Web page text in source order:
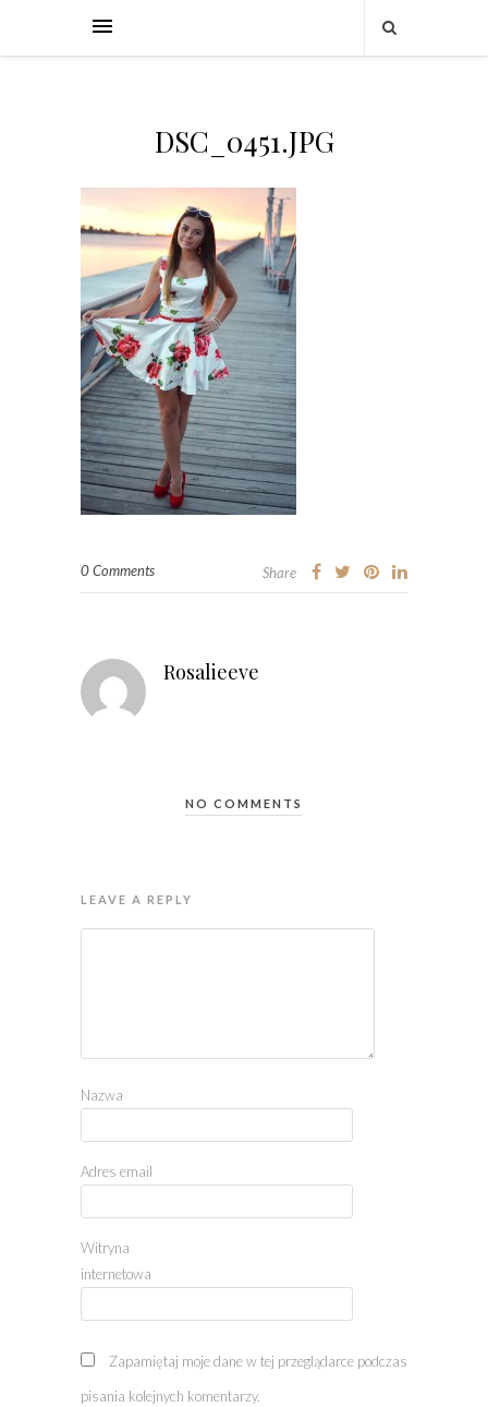
DSC_0451.JPG
0 Comments Share
Rosalieeve
NO COMMENTS
LEAVE A REPLY
Nazwa
Adres email
Witryna
internetowa
Zapamiętaj moje dane w tej przeglądarce podczas
pisania kolejnych komentarzy.